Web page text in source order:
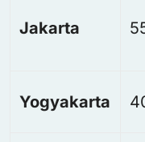
Jakarta
Yogyakarta